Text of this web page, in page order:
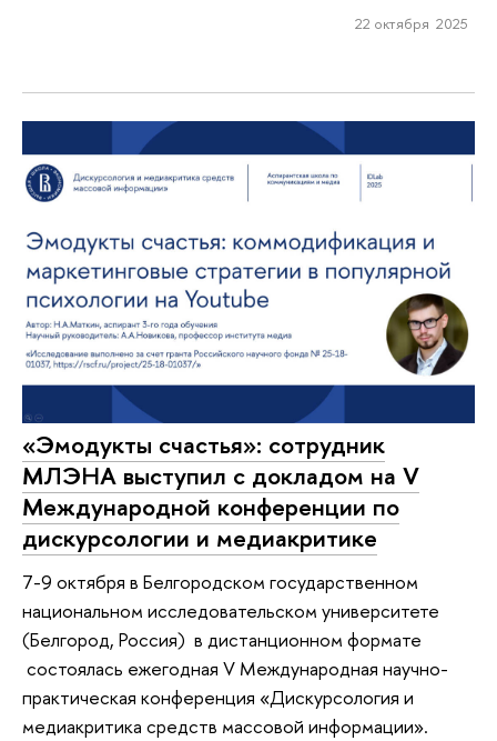
22 октября 2025
«Эмодукты счастья»: сотрудник
МЛЭНА выступил с докладом на V
Международной конференции по
дискурсологии и медиакритике
7-9 октября в Белгородском государственном
национальном исследовательском университете
(Белгород, Россия) в дистанционном формате
состоялась ежегодная V Международная научно-
практическая конференция «Дискурсология и
медиакритика средств массовой информации».